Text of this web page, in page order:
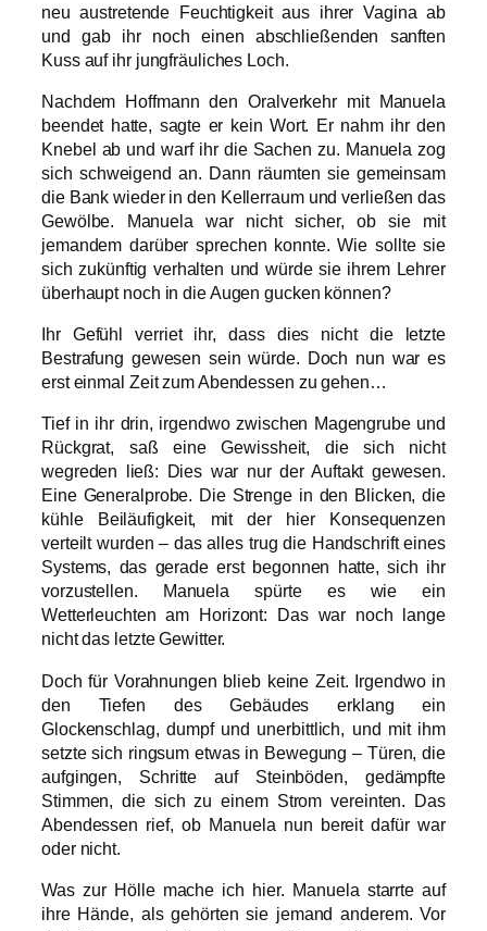
neu austretende Feuchtigkeit aus ihrer Vagina ab
und gab ihr noch einen abschließenden sanften
Kuss auf ihr jungfräuliches Loch.
Nachdem Hoffmann den Oralverkehr mit Manuela
beendet hatte, sagte er kein Wort. Er nahm ihr den
Knebel ab und warf ihr die Sachen zu. Manuela zog
sich schweigend an. Dann räumten sie gemeinsam
die Bank wieder in den Kellerraum und verließen das
Gewölbe. Manuela war nicht sicher, ob sie mit
jemandem darüber sprechen konnte. Wie sollte sie
sich zukünftig verhalten und würde sie ihrem Lehrer
überhaupt noch in die Augen gucken können?
Ihr Gefühl verriet ihr, dass dies nicht die letzte
Bestrafung gewesen sein würde. Doch nun war es
erst einmal Zeit zum Abendessen zu gehen…
Tief in ihr drin, irgendwo zwischen Magengrube und
Rückgrat, saß eine Gewissheit, die sich nicht
wegreden ließ: Dies war nur der Auftakt gewesen.
Eine Generalprobe. Die Strenge in den Blicken, die
kühle Beiläufigkeit, mit der hier Konsequenzen
verteilt wurden – das alles trug die Handschrift eines
Systems, das gerade erst begonnen hatte, sich ihr
vorzustellen. Manuela spürte es wie ein
Wetterleuchten am Horizont: Das war noch lange
nicht das letzte Gewitter.
Doch für Vorahnungen blieb keine Zeit. Irgendwo in
den Tiefen des Gebäudes erklang ein
Glockenschlag, dumpf und unerbittlich, und mit ihm
setzte sich ringsum etwas in Bewegung – Türen, die
aufgingen, Schritte auf Steinböden, gedämpfte
Stimmen, die sich zu einem Strom vereinten. Das
Abendessen rief, ob Manuela nun bereit dafür war
oder nicht.
Was zur Hölle mache ich hier. Manuela starrte auf
ihre Hände, als gehörten sie jemand anderem. Vor